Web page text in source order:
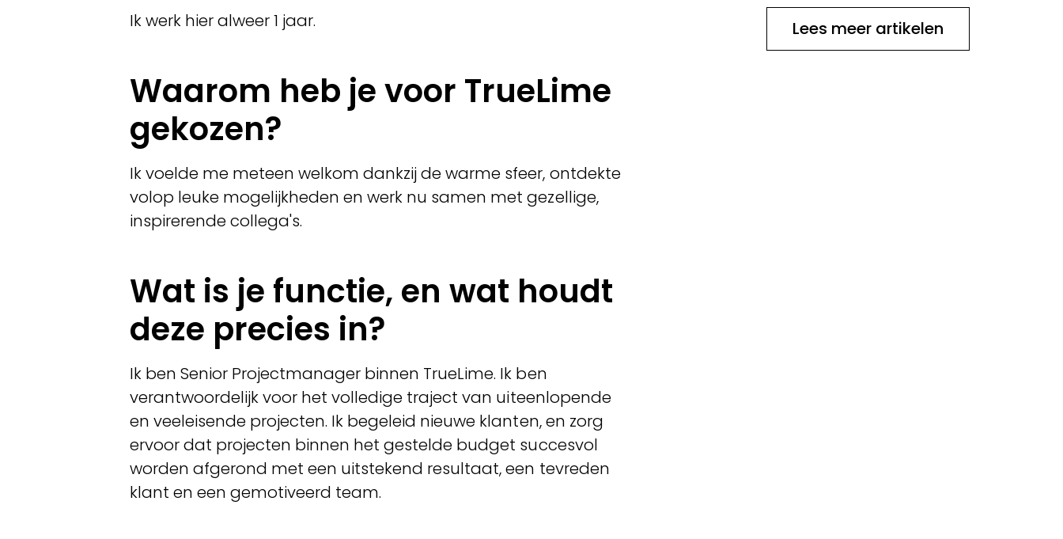
Ik werk hier alweer 1 jaar.
Waarom heb je voor TrueLime
gekozen?
Ik voelde me meteen welkom dankzij de warme sfeer, ontdekte
volop leuke mogelijkheden en werk nu samen met gezellige,
inspirerende collega's.
Wat is je functie, en wat houdt
deze precies in?
Ik ben Senior Projectmanager binnen TrueLime. Ik ben
verantwoordelijk voor het volledige traject van uiteenlopende
en veeleisende projecten. Ik begeleid nieuwe klanten, en zorg
ervoor dat projecten binnen het gestelde budget succesvol
worden afgerond met een uitstekend resultaat, een tevreden
klant en een gemotiveerd team.
Lees meer artikelen